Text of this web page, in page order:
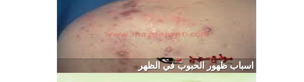
اسباب ظهور الحبوب في الظهر